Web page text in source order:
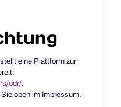
eine Plattform zur
odr/.
oben im Impressum.